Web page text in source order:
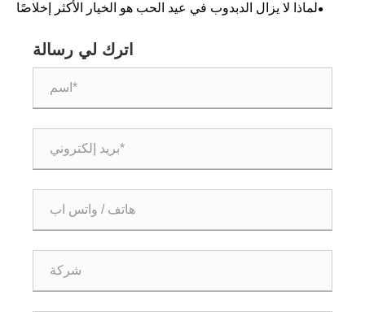
لماذا لا يزال الدبدوب في عيد الحب هو الخيار الأكثر إخلاصًا
اترك لي رسالة